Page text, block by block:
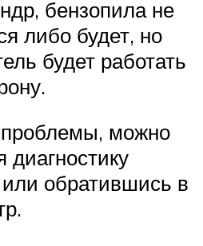
бензопила не
либо будет, но
будет работать
можно
обратившись в